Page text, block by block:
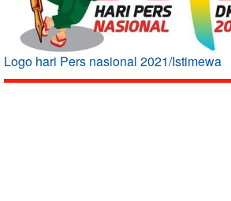
Logo hari Pers nasional 2021/Istimewa